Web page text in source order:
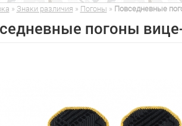
» Знаки различия » Погоны » Повседневные
погоны